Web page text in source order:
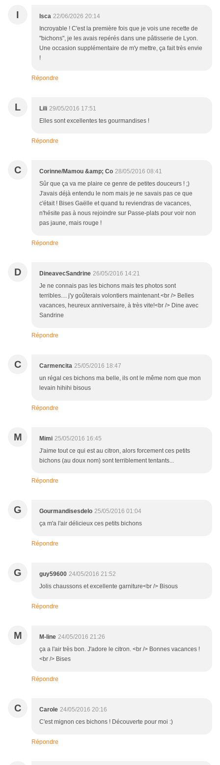
I Isca 22/06/2026 20:14
Incroyable ! C'est la première fois que je vois une recette de
"bichons", je les avais repérés dans une pâtisserie de Lyon.
Une occasion supplémentaire de m'y mettre, ça fait très envie
!
Répondre
L Lili 29/05/2016 17:51
Elles sont excellentes tes gourmandises !
Répondre
C Corinne/Mamou &amp; Co 28/05/2016 08:41
Sûr que ça va me plaire ce genre de petites douceurs ! ;)
J'avais déjà entendu le nom mais je ne savais pas ce que
c'était ! Bises Gaëlle et quand tu reviendras de vacances,
n'hésite pas à nous rejoindre sur Passe-plats pour voir non
pas jaune, mais rouge !
Répondre
D DineavecSandrine 26/05/2016 14:21
Je ne connais pas les bichons mais tes photos sont
terribles.... j'y goûterais volontiers maintenant.<br /> Belles
vacances, heureux anniversaire, à très vite!<br /> Dine avec
Sandrine
Répondre
C Carmencita 25/05/2016 18:47
un régal ces bichons ma belle, ils ont le même nom que mon
levain hihihi bisous
Répondre
M Mimi 25/05/2016 16:45
J'aime tout ce qui est au citron, alors forcement ces petits
bichons (au doux nom) sont terriblement tentants...
Répondre
G Gourmandisesdelo 25/05/2016 01:04
ça m'a l'air délicieux ces petits bichons
Répondre
G guy59600 24/05/2016 21:52
Jolis chaussons et excellente garniture<br /> Bisous
Répondre
M M-line 24/05/2016 21:26
ça a l'air très bon. J'adore le citron. <br /> Bonnes vacances !
<br /> Bises
Répondre
C Carole 24/05/2016 20:16
C'est mignon ces bichons ! Découverte pour moi :)
Répondre